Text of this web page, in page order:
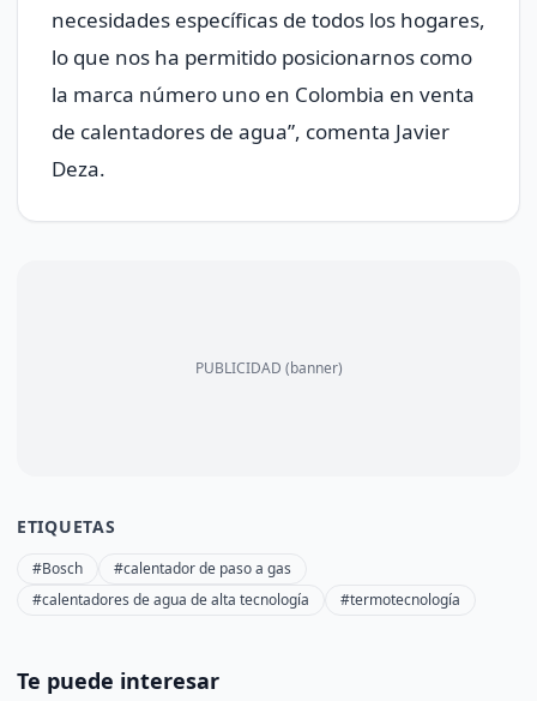
necesidades específicas de todos los hogares,
lo que nos ha permitido posicionarnos como
la marca número uno en Colombia en venta
de calentadores de agua”, comenta Javier
Deza.
PUBLICIDAD (banner)
ETIQUETAS
#Bosch
#calentador de paso a gas
#calentadores de agua de alta tecnología
#termotecnología
Te puede interesar